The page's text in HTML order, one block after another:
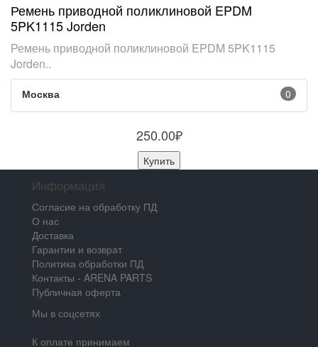
Ремень приводной поликлиновой EPDM
5PK1115 Jorden
Ремень приводной поликлиновой EPDM 5PK1115
Jorden..
Москва 0
250.00₽
Купить
Информация
Согласие на обработку ПД
О нас
Доставка
Гарантии и возврат
Политика обработки ПД
Контакты - ARENA PARTS
Публичная оферта
Мы в соцсетях
К оплате принимаем